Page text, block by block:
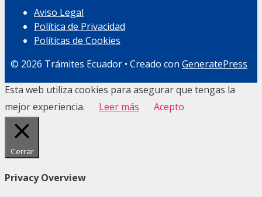
Aviso Legal
Política de Privacidad
Políticas de Cookies
© 2026 Trámites Ecuador • Creado con GeneratePress
Esta web utiliza cookies para asegurar que tengas la
mejor experiencia.
Leer más Acepto
Cerrar
Privacy Overview